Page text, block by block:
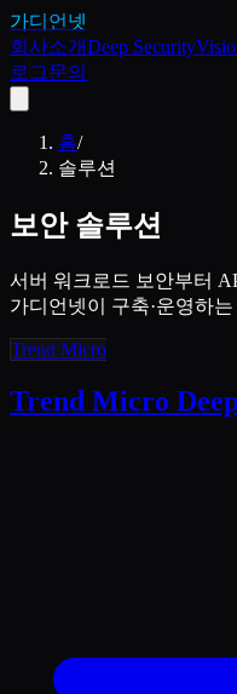
가디언넷
회사소개Deep Security
로그문의
홈/
솔루션
보안 솔루션
서버 워크로드 보안부터
가디언넷이 구축·운영하
Trend Micro
Trend Micro